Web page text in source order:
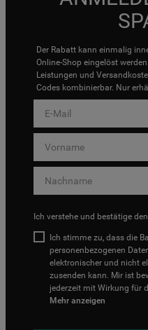
Der Rabatt kann einmalig
Online-Shop eingelöst
Leistungen und
Codes kombinierbar. Nur
Ich verstehe und bestätige
Ich stimme zu, dass die
personenbezogenen
elektronischer und nicht
zusenden kann. Mir ist
jederzeit mit Wirkung für
Mehr anzeigen